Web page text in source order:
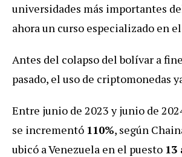
universidades más importantes
ahora un curso especializado en
Antes del colapso del bolívar a
pasado, el uso de criptomonedas
Entre junio de 2023 y junio de
se incrementó 110%, según
ubicó a Venezuela en el puesto 13